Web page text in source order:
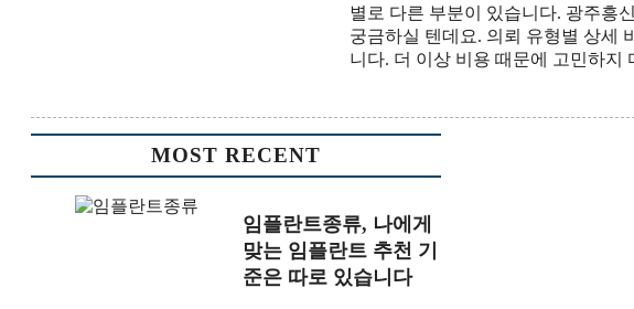
별로 다른 부분이 있습니다. 광주흥
궁금하실 텐데요. 의뢰 유형별 상세
니다. 더 이상 비용 때문에 고민하지
MOST RECENT
임플란트종류, 나에게
맞는 임플란트 추천 기
준은 따로 있습니다